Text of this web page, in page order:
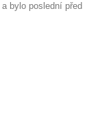
bylo poslední před